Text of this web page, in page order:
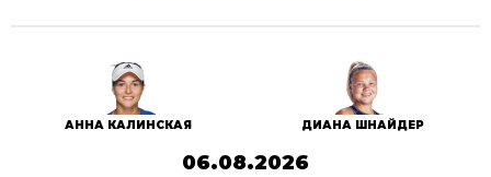
АННА КАЛИНСКАЯ ДИАНА ШНАЙДЕР
06.08.2026